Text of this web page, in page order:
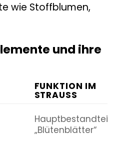
wie Stoffblumen,
und ihre
FUNKTION IM
STRAUSS
Hauptbestandteil,
„Blütenblätter“